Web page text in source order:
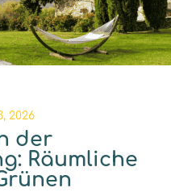
0,-€
2026
der
Räumliche